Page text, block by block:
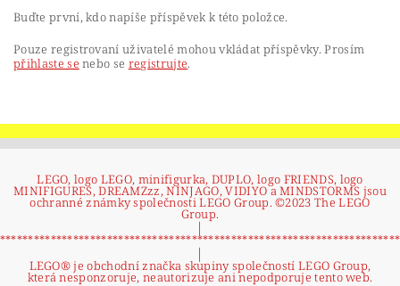
Buďte první, kdo napíše příspěvek k této položce.
Pouze registrovaní uživatelé mohou vkládat příspěvky. Prosím
přihlaste se nebo se registrujte.
LEGO, logo LEGO, minifigurka, DUPLO, logo FRIENDS, logo
MINIFIGURES, DREAMZzz, NINJAGO, VIDIYO a MINDSTORMS jsou
ochranné známky společnosti LEGO Group. ©2023 The LEGO
Group.
|
|
LEGO® je obchodní značka skupiny společností LEGO Group,
která nesponzoruje, neautorizuje ani nepodporuje tento web.